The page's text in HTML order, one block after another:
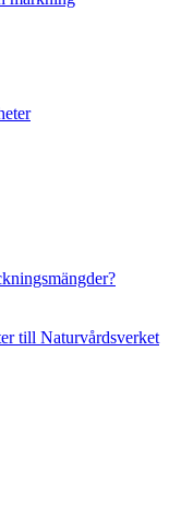
till Naturvårdsverket